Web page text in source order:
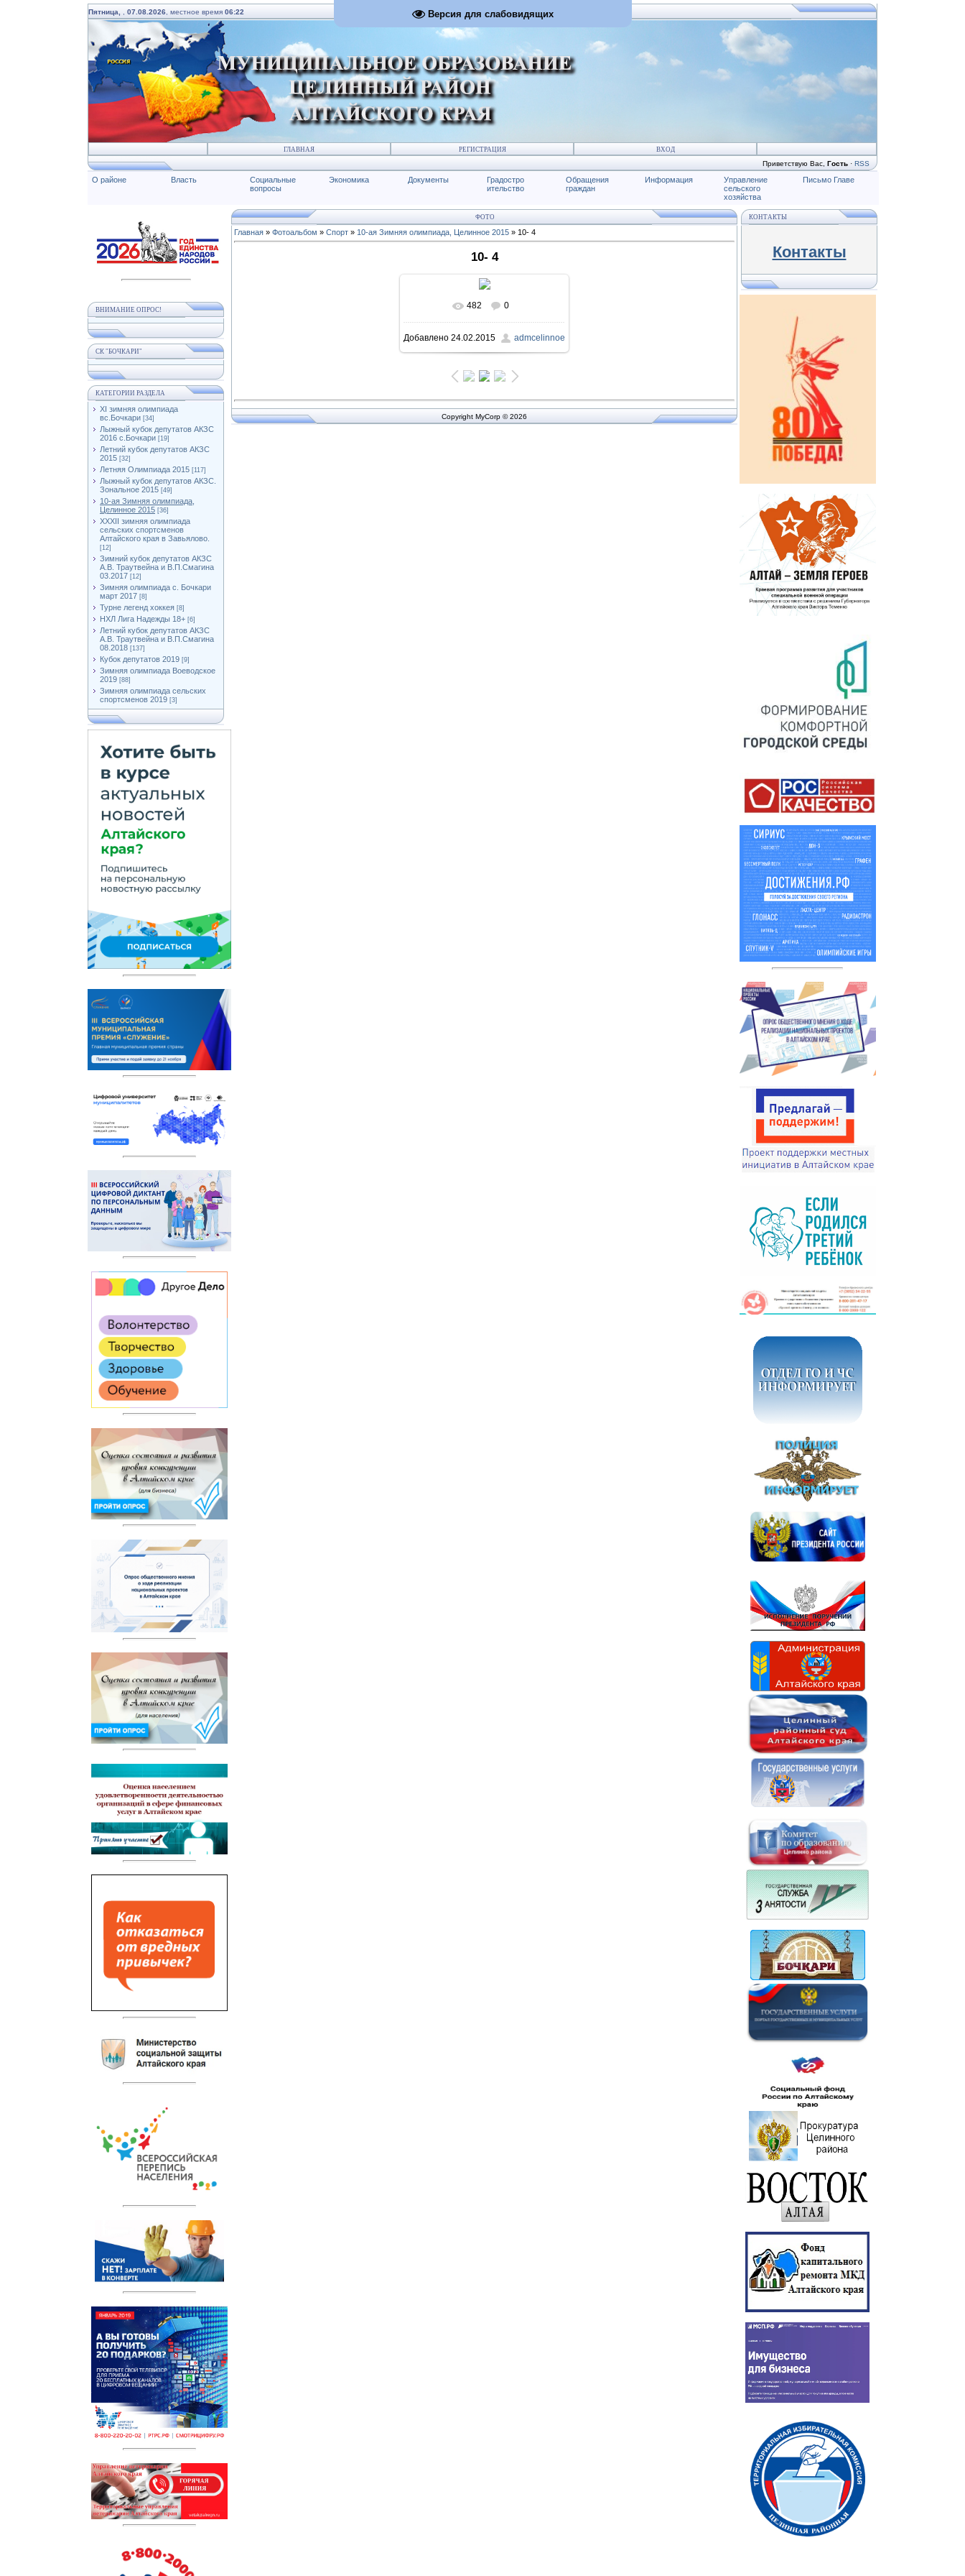
Версия для слабовидящих
Пятница, 07.08.2026 , местное время 06:22
ГЛАВНАЯ РЕГИСТРАЦИЯ ВХОД
Приветствую Вас Гость · RSS
О районе Власть
Социальные
вопросы
Экономика Документы
Градостро
ительство
Обращения
граждан
Информация
Управление
сельского
хозяйства
Письмо Главе
ВНИМАНИЕ ОПРОС!
СК "БОЧКАРИ"
КАТЕГОРИИ РАЗДЕЛА
XI зимняя олимпиада
вс.Бочкари [34]
Лыжный кубок депутатов АКЗС
2016 с.Бочкари [19]
Летний кубок депутатов АКЗС
2015 [32]
Летняя Олимпиада 2015 [117]
Лыжный кубок депутатов АКЗС.
Зональное 2015 [49]
10-ая Зимняя олимпиада,
Целинное 2015 [36]
XXXII зимняя олимпиада
сельских спортсменов
Алтайского края в Завьялово.
[12]
Зимний кубок депутатов АКЗС
А.В. Траутвейна и В.П.Смагина
03.2017 [12]
Зимняя олимпиада с. Бочкари
март 2017 [8]
Турне легенд хоккея [8]
НХЛ Лига Надежды 18+ [6]
Летний кубок депутатов АКЗС
А.В. Траутвейна и В.П.Смагина
08.2018 [137]
Кубок депутатов 2019 [9]
Зимняя олимпиада Воеводское
2019 [88]
Зимняя олимпиада сельских
спортсменов 2019 [3]
ФОТО
Главная » Фотоальбом » Спорт » 10-ая Зимняя олимпиада, Целинное 2015 » 10- 4
10- 4
В реальном размере
418.8Kb
482 0
Добавлено 24.02.2015 admcelinnoe
Copyright MyCorp © 2026
КОНТАКТЫ
Контакты